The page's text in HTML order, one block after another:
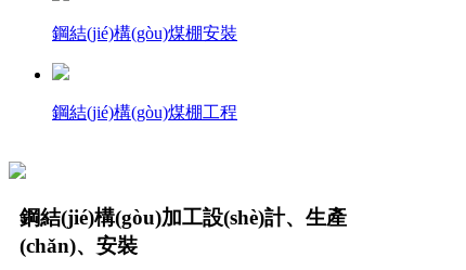
鋼結(jié)構(gòu)煤棚安裝
鋼結(jié)構(gòu)煤棚工程
鋼結(jié)構(gòu)加工設(shè)計、生產
(chǎn)、安裝